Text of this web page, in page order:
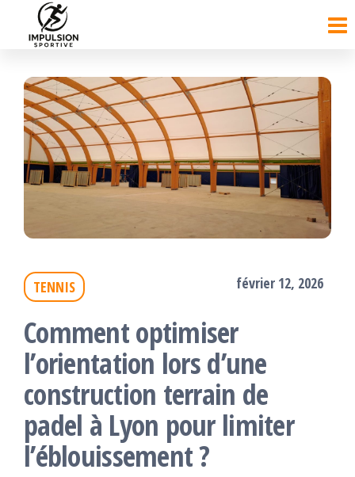
contenu
TENNIS février 12, 2026
Comment optimiser
l’orientation lors d’une
construction terrain de
padel à Lyon pour limiter
l’éblouissement ?